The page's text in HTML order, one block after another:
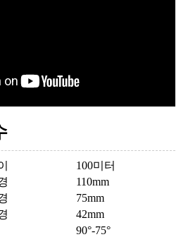
100미터
110mm
75mm
42mm
90°-75°